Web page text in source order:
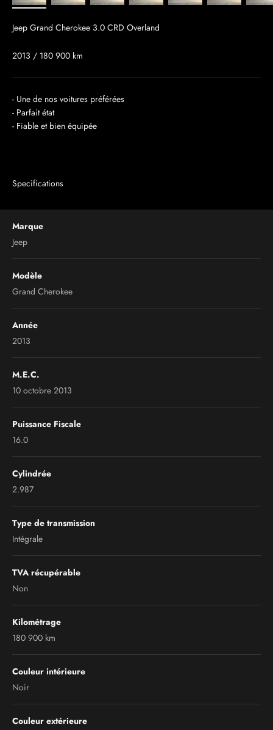
Jeep Grand Cherokee 3.0 CRD Overland
2013 / 180 900 km
- Une de nos voitures préférées
- Parfait état
- Fiable et bien équipée
Specifications
Marque
Jeep
Modèle
Grand Cherokee
Année
2013
M.E.C.
10 octobre 2013
Puissance Fiscale
16.0
Cylindrée
2.987
Type de transmission
Intégrale
TVA récupérable
Non
Kilométrage
180 900 km
Couleur intérieure
Noir
Couleur extérieure